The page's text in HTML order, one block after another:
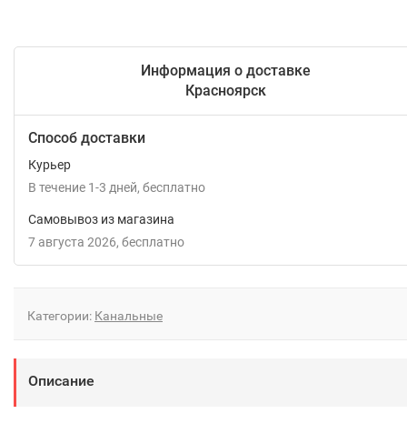
Информация о доставке
Красноярск
Способ доставки
Курьер
В течение 1-3 дней Бесплатно
Самовывоз из магазина
7 августа 2026
Бесплатно
Категории: Канальные
Описание